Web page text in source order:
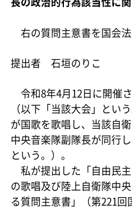
右の質問主意書を国会法
提出者 石垣のりこ
令和8年4月12日に開催
（以下「当該大会」とい
が国歌を歌唱し、当該自
中央音楽隊副隊長が同行
という。）。
私が提出した「自由民
の歌唱及び陸上自衛隊中
る質問主意書」（第221